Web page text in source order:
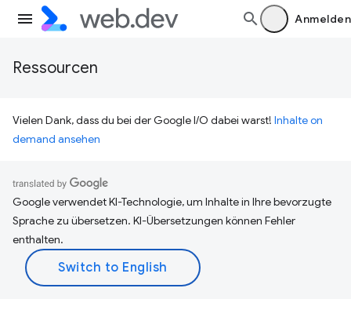
Anmelden
Ressourcen
Vielen Dank, dass du bei der Google I/O dabei warst! Inhalte on
demand ansehen
Google verwendet KI-Technologie, um Inhalte in Ihre bevorzugte
Sprache zu übersetzen. KI-Übersetzungen können Fehler
enthalten.